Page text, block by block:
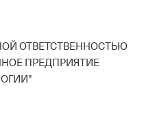
ОТВЕТСТВЕННОСТЬЮ
ПРЕДПРИЯТИЕ